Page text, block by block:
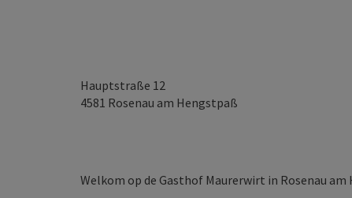
Hauptstraße 12
4581 Rosenau am Hengstpaß
Welkom op de Gasthof Maurerwirt in Rosenau am